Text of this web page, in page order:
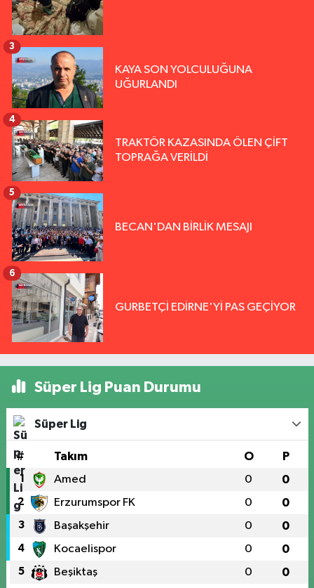
KAYA SON YOLCULUĞUNA
UĞURLANDI
3
TRAKTÖR KAZASINDA ÖLEN ÇİFT
TOPRAĞA VERİLDİ
4
BECAN'DAN BİRLİK MESAJI
5
GURBETÇİ EDİRNE'Yİ PAS GEÇİYOR
6
Süper Lig Puan Durumu
Süper Lig
# Takım O P
1 Amed 0 0
2 Erzurumspor FK 0 0
3 Başakşehir 0 0
4 Kocaelispor 0 0
5 Beşiktaş 0 0